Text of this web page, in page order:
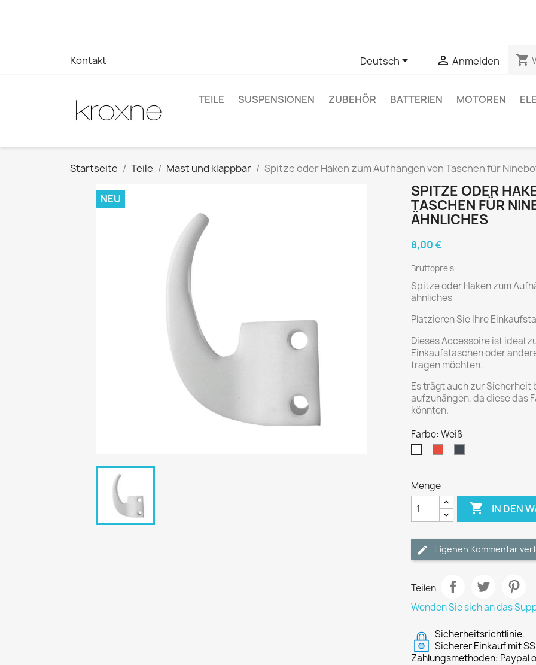
Kontakt Deutsch  Anmelden shopping_cart
TEILE SUSPENSIONEN ZUBEHÖR BATTERIEN MOTOREN
Startseite Teile Mast und klappbar Spitze oder Haken zum Aufhängen von Taschen für
NEU
SPITZE ODER
TASCHEN FÜR
ÄHNLICHES
8,00 €
Bruttopreis
Spitze oder Haken zum
ähnliches
Platzieren Sie Ihre
Dieses Accessoire ist ideal
Einkaufstaschen oder
tragen möchten.
Es trägt auch zur Sicherheit
aufzuhängen, da diese das
könnten.
Farbe: Weiß
Menge
 IN DEN
Eigenen Kommentar
Teilen
Wenden Sie sich an das
Sicherheitsrichtlinie.
Sicherer Einkauf mit
Zahlungsmethoden: Paypal